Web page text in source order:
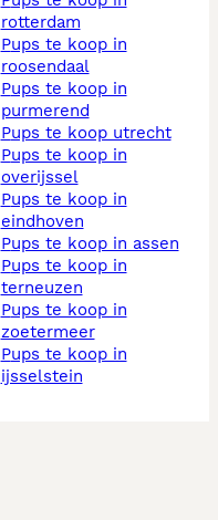
rotterdam
pups te koop in
roosendaal
pups te koop in
purmerend
pups te koop utrecht
pups te koop in
overijssel
pups te koop in
eindhoven
pups te koop in assen
pups te koop in
terneuzen
pups te koop in
zoetermeer
pups te koop in
ijsselstein